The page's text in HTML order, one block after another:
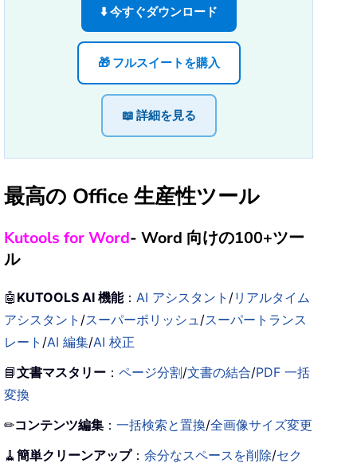
⬇️ 今すぐダウンロード
🎁 フルスイートを購入
📖 詳細を見る
最高の Office 生産性ツール
Kutools for Word- Word 向けの100+ツー
ル
🤖 KUTOOLS AI 機能： AI アシスタント /リアルタイム
アシスタント /スーパーポリッシュ/スーパートランス
レート /AI 編集/AI 校正
📘文書マスタリー ： ページ分割/文書の結合/PDF 一括
変換
✏コンテンツ編集 ： 一括検索と置換/全画像サイズ変更
🧹 簡単クリーンアップ： 余分なスペースを削除/セク